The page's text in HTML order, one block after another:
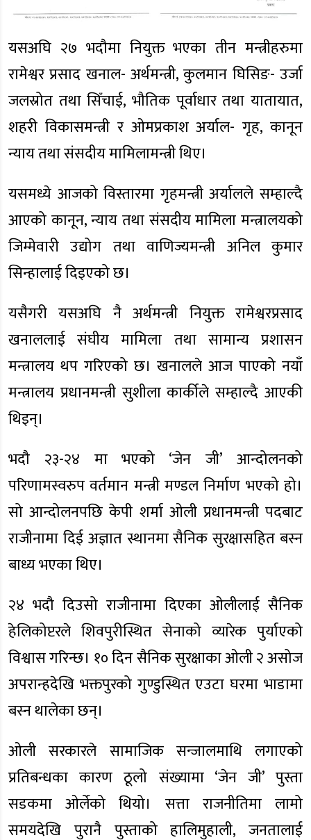
यसअघि २७ भदौमा नियुक्त भएका तीन मन्त्रीहरुमा
रामेश्वर प्रसाद खनाल- अर्थमन्त्री, कुलमान घिसिङ- उर्जा
जलस्रोत तथा सिँचाई, भौतिक पूर्वाधार तथा यातायात,
शहरी विकासमन्त्री र ओमप्रकाश अर्याल- गृह, कानून
न्याय तथा संसदीय मामिलामन्त्री थिए।
यसमध्ये आजको विस्तारमा गृहमन्त्री अर्यालले सम्हाल्दै
आएको कानून, न्याय तथा संसदीय मामिला मन्त्रालयको
जिम्मेवारी उद्योग तथा वाणिज्यमन्त्री अनिल कुमार
सिन्हालाई दिइएको छ।
यसैगरी यसअघि नै अर्थमन्त्री नियुक्त रामेश्वरप्रसाद
खनाललाई संघीय मामिला तथा सामान्य प्रशासन
मन्त्रालय थप गरिएको छ। खनालले आज पाएको नयाँ
मन्त्रालय प्रधानमन्त्री सुशीला कार्कीले सम्हाल्दै आएकी
थिइन्।
भदौ २३-२४ मा भएको ‘जेन जी’ आन्दोलनको
परिणामस्वरुप वर्तमान मन्त्री मण्डल निर्माण भएको हो।
सो आन्दोलनपछि केपी शर्मा ओली प्रधानमन्त्री पदबाट
राजीनामा दिई अज्ञात स्थानमा सैनिक सुरक्षासहित बस्न
बाध्य भएका थिए।
२४ भदौ दिउसो राजीनामा दिएका ओलीलाई सैनिक
हेलिकोप्टरले शिवपुरीस्थित सेनाको व्यारेक पुर्याएको
विश्वास गरिन्छ। १० दिन सैनिक सुरक्षाका ओली २ असोज
अपरान्हदेखि भक्तपुरको गुण्डुस्थित एउटा घरमा भाडामा
बस्न थालेका छन्।
ओली सरकारले सामाजिक सन्जालमाथि लगाएको
प्रतिबन्धका कारण ठूलो संख्यामा ‘जेन जी’ पुस्ता
सडकमा ओर्लेको थियो। सत्ता राजनीतिमा लामो
समयदेखि पुरानै पुस्ताको हालिमुहाली, जनतालाई